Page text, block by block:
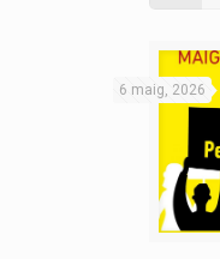
6 maig, 2026